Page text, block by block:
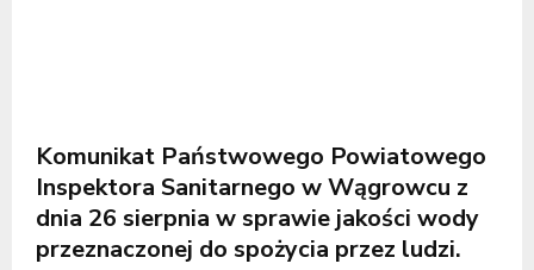
Komunikat Państwowego Powiatowego
Inspektora Sanitarnego w Wągrowcu z
dnia 26 sierpnia w sprawie jakości wody
przeznaczonej do spożycia przez ludzi.